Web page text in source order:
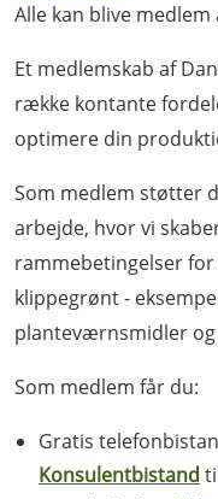
Alle kan blive
Et medlemskab af
række kontante
optimere din
Som medlem støtter
arbejde, hvor vi
rammebetingelser
klippegrønt -
planteværnsmidler
Som medlem får du:
Gratis
Konsulentbistand